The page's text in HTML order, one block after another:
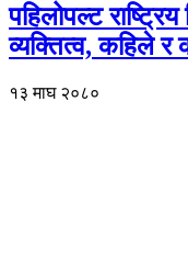
पहिलोपल्ट
व्यक्तित्व, कहिले र
१३ माघ २०८०